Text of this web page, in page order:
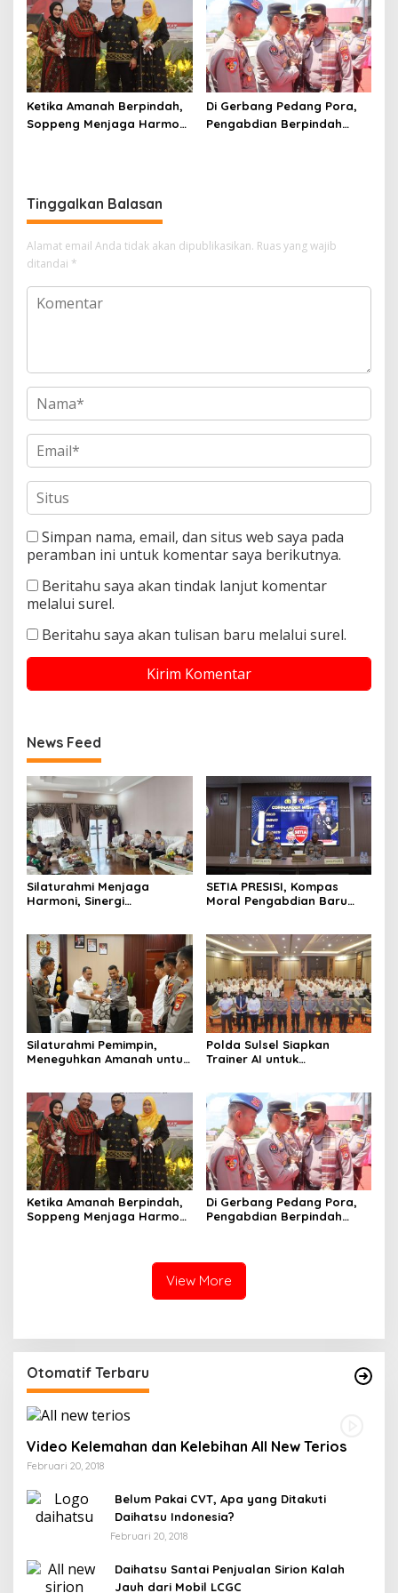
Ketika Amanah Berpindah,
Soppeng Menjaga Harmoni
Di Gerbang Pedang Pora,
Pengabdian Berpindah
Tinggalkan Balasan
Alamat email Anda tidak akan dipublikasikan. Ruas yang wajib
ditandai *
Simpan nama, email, dan situs web saya pada
peramban ini untuk komentar saya berikutnya.
Beritahu saya akan tindak lanjut komentar
melalui surel.
Beritahu saya akan tulisan baru melalui surel.
News Feed
Silaturahmi Menjaga
Harmoni, Sinergi
SETIA PRESISI, Kompas
Moral Pengabdian Baru
Silaturahmi Pemimpin,
Meneguhkan Amanah untuk
Polda Sulsel Siapkan
Trainer AI untuk
Ketika Amanah Berpindah,
Soppeng Menjaga Harmoni
Di Gerbang Pedang Pora,
Pengabdian Berpindah
View More
Otomatif Terbaru
Video Kelemahan dan Kelebihan All New Terios
Februari 20, 2018
Belum Pakai CVT, Apa yang Ditakuti
Daihatsu Indonesia?
Februari 20, 2018
Daihatsu Santai Penjualan Sirion Kalah
Jauh dari Mobil LCGC